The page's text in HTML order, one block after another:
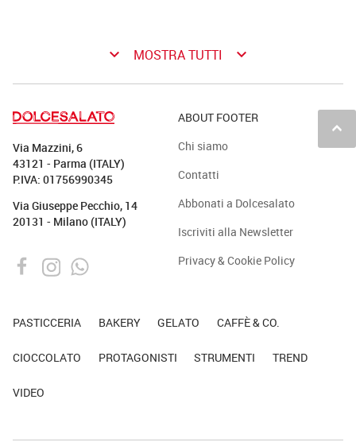
keyboard_arrow_down MOSTRA TUTTI keyboard_arrow_down
keyboard_arrow_up
Via Mazzini, 6
43121 - Parma (ITALY)
P.IVA: 01756990345
Via Giuseppe Pecchio, 14
20131 - Milano (ITALY)
ABOUT FOOTER
Chi siamo
Contatti
Abbonati a Dolcesalato
Iscriviti alla Newsletter
Privacy & Cookie Policy
PASTICCERIA BAKERY GELATO CAFFÈ & CO.
CIOCCOLATO PROTAGONISTI STRUMENTI TREND
VIDEO